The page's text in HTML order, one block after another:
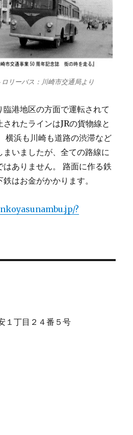
リーバス：川崎市交通局より
臨港地区の方面で運転されて
れたラインはJRの貨物線と
横浜も川崎も道路の渋滞など
まいましたが、全ての路線に
ありません。 路面に作る鉄
はお金がかかります。
?
１丁目２４番５号